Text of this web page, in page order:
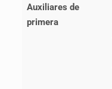
Auxiliares de
primera